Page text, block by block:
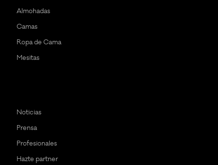
Almohadas
Camas
Ropa de Cama
Mesitas
Noticias
Prensa
Profesionales
Hazte partner